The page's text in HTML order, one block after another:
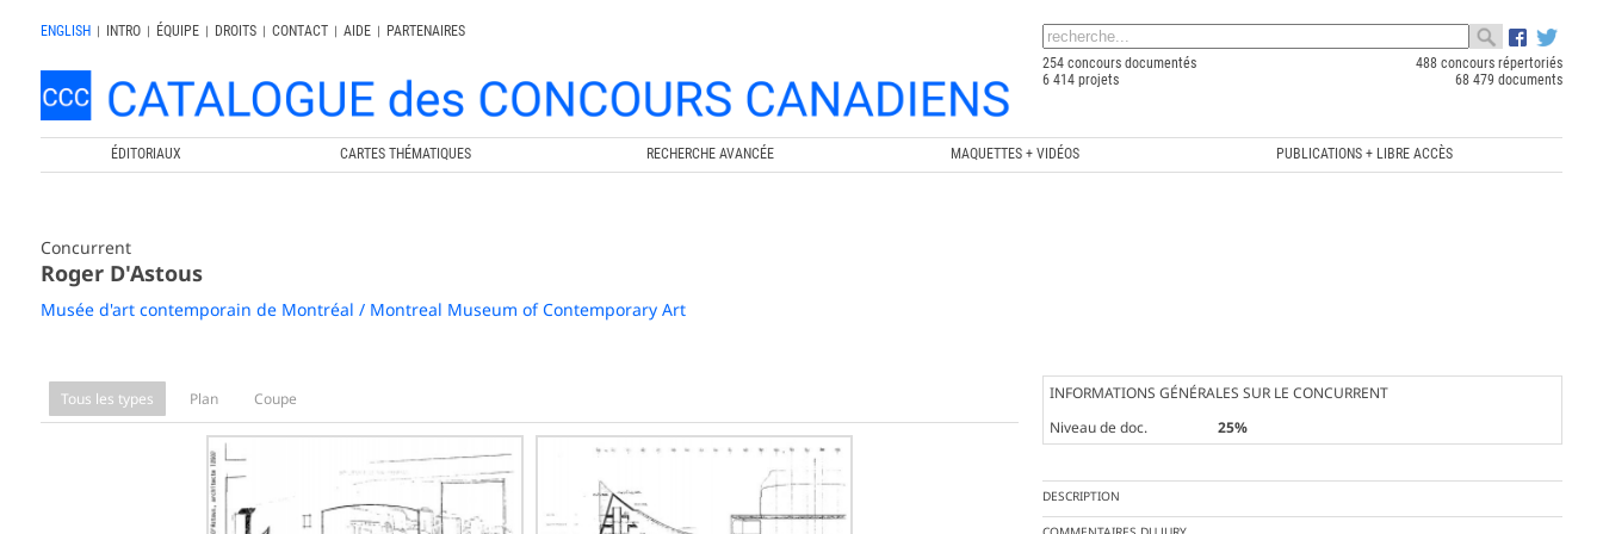
ENGLISH | INTRO | ÉQUIPE | DROITS | CONTACT | AIDE |
PARTENAIRES
254 concours documentés
488 concours répertoriés
6 414 projets
68 479 documents
ÉDITORIAUX CARTES THÉMATIQUES RECHERCHE AVANCÉE MAQUETTES + VIDÉOS PUBLICATIONS + LIBRE ACCÈS
Concurrent
Roger D'Astous
Musée d'art contemporain de Montréal / Montreal Museum of Contemporary Art
Tous les types Plan Coupe
INFORMATIONS GÉNÉRALES SUR LE CONCURRENT
Niveau de doc.
25%
DESCRIPTION